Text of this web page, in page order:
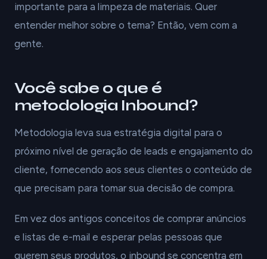
importante para a limpeza de materiais. Quer
entender melhor sobre o tema? Então, vem com a
gente.
Você sabe o que é
metodologia Inbound?
Metodologia leva sua estratégia digital para o
próximo nível de geração de leads e engajamento do
cliente, fornecendo aos seus clientes o conteúdo de
que precisam para tomar sua decisão de compra.
Em vez dos antigos conceitos de comprar anúncios
e listas de e-mail e esperar pelas pessoas que
querem seus produtos, o inbound se concentra em